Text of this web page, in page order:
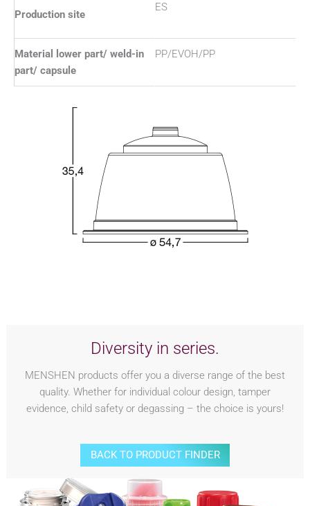
Production site
ES
Material lower part/ weld-in
part/ capsule
PP/EVOH/PP
Diversity in series.
MENSHEN products offer you a diverse range of the best
quality. Whether for individual colour design, tamper
evidence, child safety or degassing – the choice is yours!
BACK TO PRODUCT FINDER